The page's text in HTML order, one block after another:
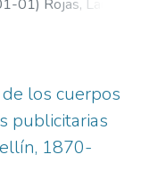
01) Rojas, Laura
los cuerpos
publicitarias
1870-